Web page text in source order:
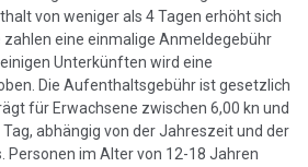
von weniger als 4 Tagen erhöht sich
zahlen eine einmalige Anmeldegebühr
Unterkünften wird eine
Die Aufenthaltsgebühr ist gesetzlich
für Erwachsene zwischen 6,00 kn und
abhängig von der Jahreszeit und der
Personen im Alter von 12-18 Jahren